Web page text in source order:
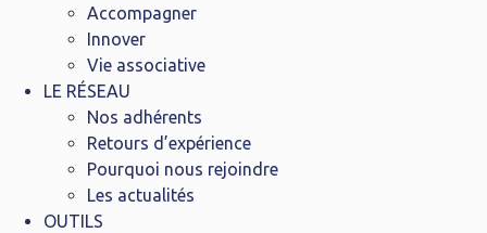
Accompagner
Innover
Vie associative
LE RÉSEAU
Nos adhérents
Retours d’expérience
Pourquoi nous rejoindre
Les actualités
OUTILS